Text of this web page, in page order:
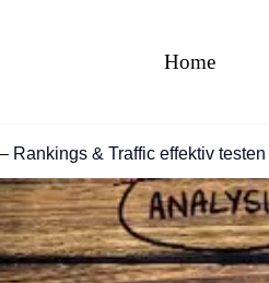
Home
Rankings & Traffic effektiv testen